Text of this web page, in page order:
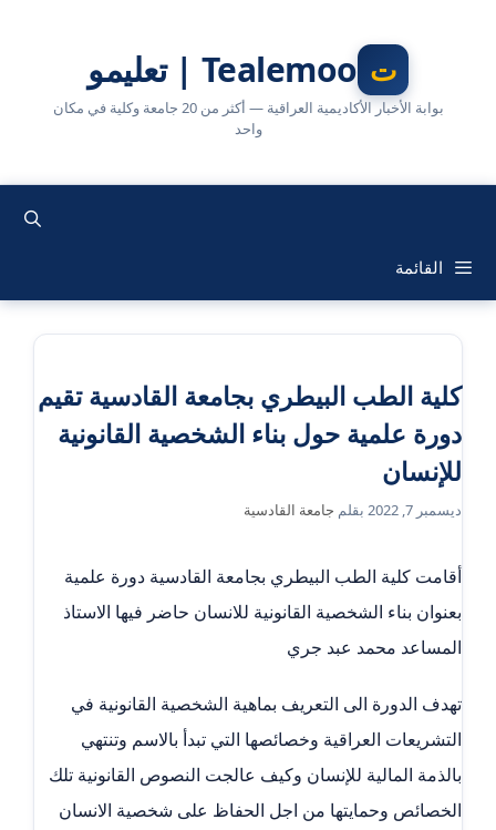
Tealemoo | تعليمو
بوابة الأخبار الأكاديمية العراقية — أكثر من 20 جامعة وكلية في مكان
واحد
القائمة
كلية الطب البيطري بجامعة القادسية تقيم
دورة علمية حول بناء الشخصية القانونية
للإنسان
ديسمبر 7, 2022 بقلم جامعة القادسية
أقامت كلية الطب البيطري بجامعة القادسية دورة علمية
بعنوان بناء الشخصية القانونية للانسان حاضر فيها الاستاذ
المساعد محمد عبد جري
تهدف الدورة الى التعريف بماهية الشخصية القانونية في
التشريعات العراقية وخصائصها التي تبدأ بالاسم وتنتهي
بالذمة المالية للإنسان وكيف عالجت النصوص القانونية تلك
الخصائص وحمايتها من اجل الحفاظ على شخصية الانسان